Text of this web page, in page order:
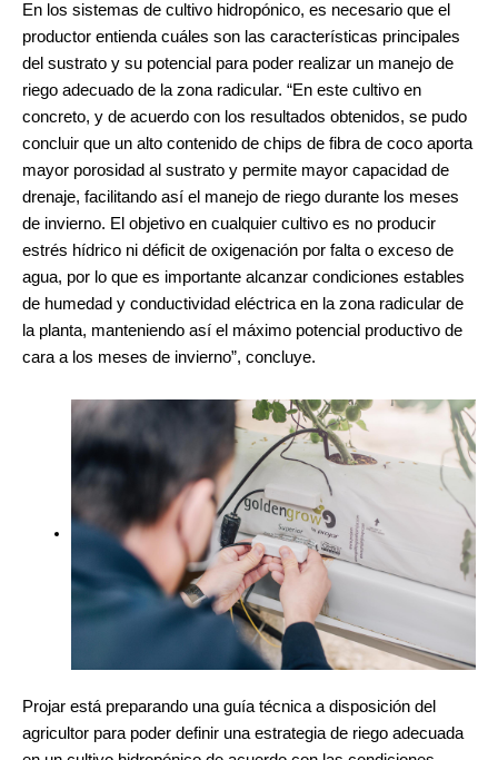
En los sistemas de cultivo hidropónico, es necesario que el
productor entienda cuáles son las características principales
del sustrato y su potencial para poder realizar un manejo de
riego adecuado de la zona radicular. “En este cultivo en
concreto, y de acuerdo con los resultados obtenidos, se pudo
concluir que un alto contenido de chips de fibra de coco aporta
mayor porosidad al sustrato y permite mayor capacidad de
drenaje, facilitando así el manejo de riego durante los meses
de invierno. El objetivo en cualquier cultivo es no producir
estrés hídrico ni déficit de oxigenación por falta o exceso de
agua, por lo que es importante alcanzar condiciones estables
de humedad y conductividad eléctrica en la zona radicular de
la planta, manteniendo así el máximo potencial productivo de
cara a los meses de invierno”, concluye.
Projar está preparando una guía técnica a disposición del
agricultor para poder definir una estrategia de riego adecuada